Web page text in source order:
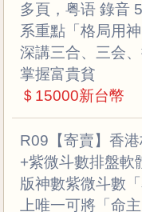
多頁，粤语 錄音
系重點「格局用
深講三合、三会
掌握富貴貧
＄15000新台幣
R09【寄賣】香
+紫微斗數排盤軟
版神數紫微斗數
上唯一可將「命